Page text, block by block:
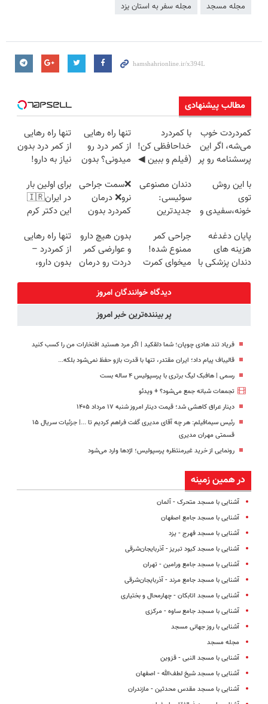
مجله مسجد مجله سفر به استان یزد
مطالب پیشنهادی
کمردردت خوب
می‌شه، اگر این
پرسشنامه رو پر
با کمردرد
خداحافظی کن!
(فیلم و ببین ◀
پرکن)
تنها راه رهایی
از کمر درد رو
میدونی؟ بدون
(◂پرسش‌نامه)
تنها راه رهایی
از کمر درد بدون
نیاز به دارو!
با این روش
توی
خونه،سفیدی و
برگردون
(40%off)
دندان مصنوعی
سوئیسی:
جدیدترین
سبک و مقاوم |
پرداخت قسطی
❌سمت جراحی
نرو❌ درمان
کمردرد بدون
برای اولین بار
در ایران🇮🇷
این دکتر کرم
روزه ساخت!
پایان دغدغه
هزینه های
دندان پزشکی با
جراحی کمر
ممنوع شده!
میخوای کمرت
درمان کنی؟
((پرسش‌نامه))
بدون هیچ دارو
و عوارضی کمر
دردت رو درمان
(پرسش‌نامه)
تنها راه رهایی
از کمردرد –
بدون دارو،
دیدگاه خوانندگان امروز
پر بیننده‌ترین خبر امروز
فریاد تند هادی چوپان؛‌ شما دلقکید | اگر مرد هستید افتخارات من را کسب کنید
قالیباف پیام داد؛ ایران مقتدر، تنها با قدرت بازو حفظ نمی‌شود بلکه...
رسمی | هافبک لیگ برتری با پرسپولیس ۴ ساله بست
تجمعات شبانه جمع می‌شود؟ + ویدئو
دینار عراق کاهشی شد؛ قیمت دینار امروز شنبه ۱۷ مرداد ۱۴۰۵
رئیس سیمافیلم: هر چه آقای مدیری گفت فراهم کردیم تا ...| جزئیات سریال ۱۵
قسمتی مهران مدیری
رونمایی از خرید غیرمنتظره پرسپولیس؛ اژدها وارد می‌شود
در همین زمینه
آشنایی با مسجد متحرک - آلمان
آشنایی با مسجد جامع اصفهان
آشنایی با مسجد فهرج - یزد
آشنایی با مسجد کبود تبریز - آذربایجان‌شرقی
آشنایی با مسجد جامع ورامین - تهران
آشنایی با مسجد جامع مرند - آذربایجان‌شرقی
آشنایی با مسجد اتابکان - چهارمحال و بختیاری
آشنایی با مسجد جامع ساوه - مرکزی
آشنایی با روز جهانی مسجد
مجله مسجد
آشنایی با مسجد النبی - قزوین
آشنایی با مسجد شیخ لطف‌الله - اصفهان
آشنایی با مسجد مقدس محدثین - مازندران